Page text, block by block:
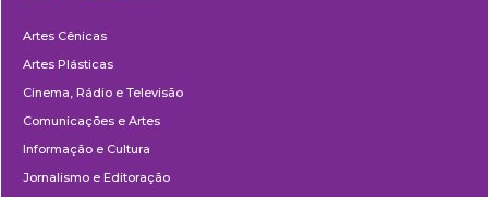
Artes Cênicas
Artes Plásticas
Cinema, Rádio e Televisão
Comunicações e Artes
Informação e Cultura
Jornalismo e Editoração